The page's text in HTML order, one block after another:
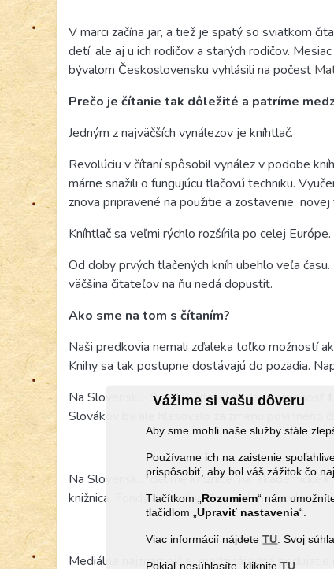
Vážime si vašu dôveru
Aby sme mohli naše služby stále
Používame ich na zaistenie
prispôsobiť, aby bol váš zážitok čo
Tlačítkom „ Rozumiem“ nám
tlačidlom „Upraviť nastavenia“.
Viac informácií nájdete TU . Svoj
Pokiaľ nesúhlasíte, klikniteTU
V marci začína jar, a tiež je spätý so sviatkom
detí, ale aj u ich rodičov a starých rodičov.
bývalom Československu vyhlásili na počesť
Prečo je čítanie tak dôležité a patríme
Jedným z najväčších vynálezov je kníhtlač.
Revolúciu v čítaní spôsobil vynález v podobe
márne snažili o fungujúcu tlačovú techniku.
znova pripravené na použitie a zostavenie novej
Kníhtlač sa veľmi rýchlo rozšírila po celej Európe.
Od doby prvých tlačených kníh ubehlo veľa
väčšina čitateľov na ňu nedá dopustiť.
Ako sme na tom s čítaním?
Naši predkovia nemali zďaleka toľko možností
Knihy sa tak postupne dostávajú do pozadia.
Na Slovensku
9z 10. čitateľov dáva prednosť
Slovákov by ale hlasovalo za zmenu povinného
Na Slovensku delíme knižnice na: akademické
knižnica
Fondy a zbierky Slovenskej národnej
Mediálne najznámejšie medzinárodné podujatie